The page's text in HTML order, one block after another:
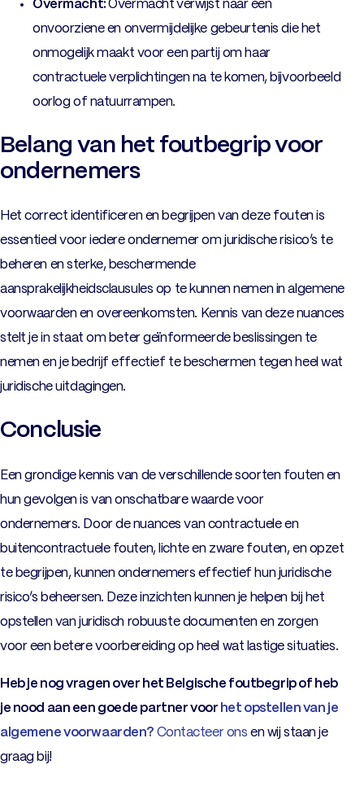
Overmacht:Overmacht verwijst naar een
onvoorziene en onvermijdelijke gebeurtenis die het
onmogelijk maakt voor een partij om haar
contractuele verplichtingen na te komen, bijvoorbeeld
oorlog of natuurrampen.
Belang van het foutbegrip voor
ondernemers
Het correct identificeren en begrijpen van deze fouten is
essentieel voor iedere ondernemer om juridische risico’s te
beheren en sterke, beschermende
aansprakelijkheidsclausules op te kunnen nemen in algemene
voorwaarden en overeenkomsten. Kennis van deze nuances
stelt je in staat om beter geïnformeerde beslissingen te
nemen en je bedrijf effectief te beschermen tegen heel wat
juridische uitdagingen.
Conclusie
Een grondige kennis van de verschillende soorten fouten en
hun gevolgen is van onschatbare waarde voor
ondernemers. Door de nuances van contractuele en
buitencontractuele fouten, lichte en zware fouten, en opzet
te begrijpen, kunnen ondernemers effectief hun juridische
risico’s beheersen. Deze inzichten kunnen je helpen bij het
opstellen van juridisch robuuste documenten en zorgen
voor een betere voorbereiding op heel wat lastige situaties.
Heb je nog vragen over het Belgische foutbegrip of heb
je nood aan een goede partner voor het opstellen van je
algemene voorwaarden? Contacteer ons en wij staan je
graag bij!